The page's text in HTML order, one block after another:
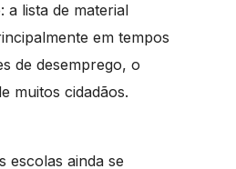
a lista de material
em tempos
de desemprego, o
muitos cidadãos.
escolas ainda se